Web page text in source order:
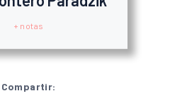
+ notas
Compartir: